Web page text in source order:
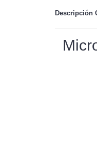
Descripción